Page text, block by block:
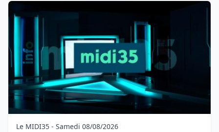
Le MIDI35 - Samedi 08/08/2026